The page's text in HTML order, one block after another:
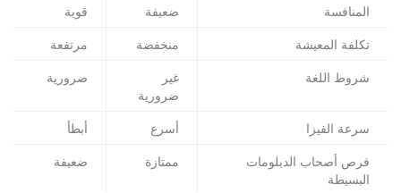
المنافسة
ضعيفة
قوية
تكلفة المعيشة
منخفضة
مرتفعة
شروط اللغة
غير
ضرورية
ضرورية
سرعة الفيزا أسرع
أبطأ
فرص أصحاب الدبلومات
البسيطة
ممتازة ضعيفة